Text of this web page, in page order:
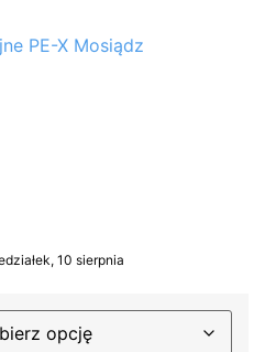
PE-X Mosiądz
10 sierpnia